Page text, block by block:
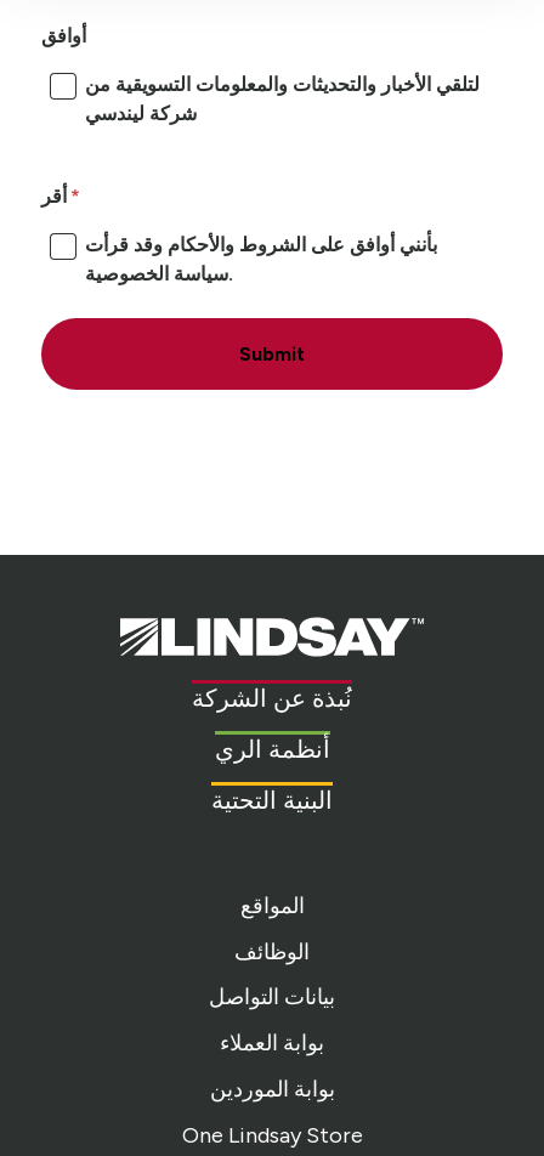
أوافق
لتلقي الأخبار والتحديثات والمعلومات التسويقية من
شركة ليندسي
أقر
بأنني أوافق على الشروط والأحكام وقد قرأت
سياسة الخصوصية.
Submit
Lindsay.
Link
homepage
نُبذة عن الشركة
أنظمة الري
البنية التحتية
المواقع
الوظائف
بيانات التواصل
بوابة العملاء
بوابة الموردين
One Lindsay Store